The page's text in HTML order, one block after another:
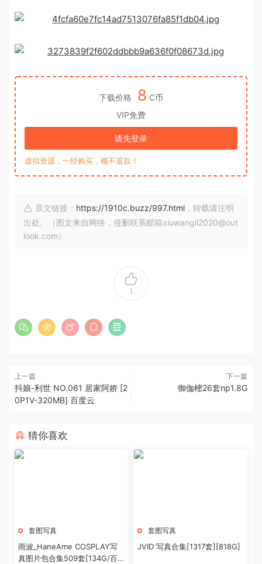
下载价格 8 C币
VIP免费
请先登录
虚拟资源，一经购买，概不退款！
原文链接： https://1910c.buzz/997.html ，转载请注明
出处。（图文来自网络，侵删联系邮箱xiuwangli2020@out
look.com）
1
上一篇
抖娘-利世 NO.061 居家阿娇 [2
0P1V-320MB] 百度云
下一篇
御伽樒26套np1.8G
猜你喜欢
套图写真
雨波_HaneAme COSPLAY写
真图片包合集509套[134G/百
套图写真
JVID 写真合集[1317套][818G]